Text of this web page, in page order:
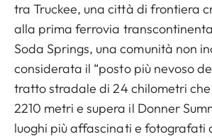
tra Truckee, una città di frontiera
alla prima ferrovia
Soda Springs, una comunità non
considerata il “posto più nevoso
tratto stradale di 24 chilometri
2210 metri e supera il Donner
luoghi più affascinati e fotografati